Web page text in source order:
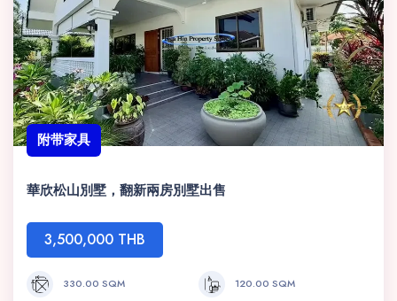
附带家具
華欣松山別墅，翻新兩房別墅出售
3,500,000 THB
330.00 SQM 120.00 SQM